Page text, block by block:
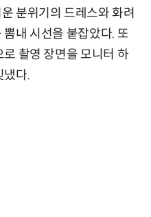
분위기의 드레스와 화려
내 시선을 붙잡았다. 또
촬영 장면을 모니터 하
냈다.